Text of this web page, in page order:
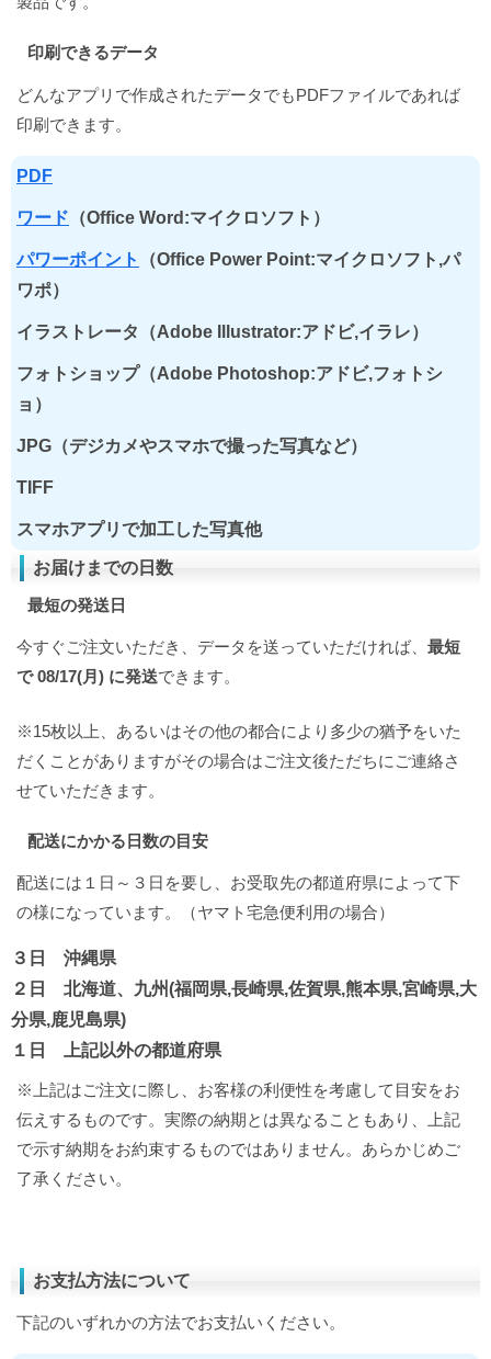
印刷できるデータ
どんなアプリで作成されたデータでもPDFファイルであれば
印刷できます。
PDF
ワード （Office Word:マイクロソフト）
パワーポイント
（Office Power Point:マイクロソフト,パ
ワポ）
イラストレータ（Adobe Illustrator:アドビ,イラレ）
フォトショップ（Adobe Photoshop:アドビ,フォトシ
ョ）
JPG（デジカメやスマホで撮った写真など）
TIFF
スマホアプリで加工した写真他
お届けまでの日数
最短の発送日
今すぐご注文いただき、データを送っていただければ、 最短
で 08/17(月) に発送できます。
※15枚以上、あるいはその他の都合により多少の猶予をいた
だくことがありますがその場合はご注文後ただちにご連絡さ
せていただきます。
配送にかかる日数の目安
配送には１日～３日を要し、お受取先の都道府県によって下
の様になっています。（ヤマト宅急便利用の場合）
３日 沖縄県
２日 北海道、九州(福岡県,長崎県,佐賀県,熊本県,宮崎県,大
分県,鹿児島県)
１日 上記以外の都道府県
※上記はご注文に際し、お客様の利便性を考慮して目安をお
伝えするものです。実際の納期とは異なることもあり、上記
で示す納期をお約束するものではありません。あらかじめご
了承ください。
お支払方法について
下記のいずれかの方法でお支払いください。